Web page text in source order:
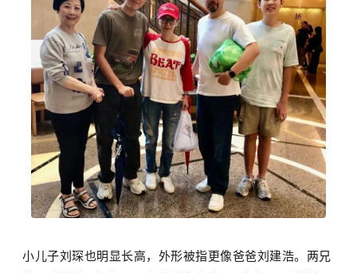
小儿子刘琛也明显长高，外形被指更像爸爸刘建浩。两兄